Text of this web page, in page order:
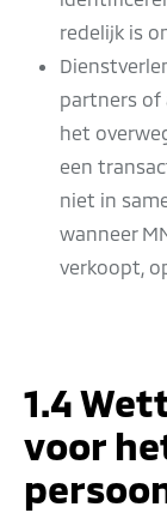
redelijk is
partners of
het
een
niet in
wanneer
verkoopt,
1.4
voor